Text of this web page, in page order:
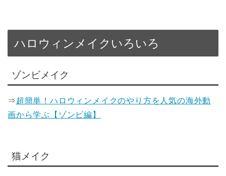
ハロウィンメイクいろいろ
ゾンビメイク
⇒超簡単！ハロウィンメイクのやり方を人気の海外動
画から学ぶ【ゾンビ編】
猫メイク